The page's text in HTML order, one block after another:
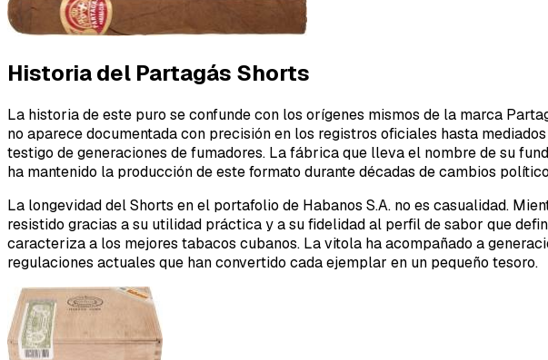
Historia del Partagás Shorts
La historia de este puro se confunde con los orígenes mismos de la marca
no aparece documentada con precisión en los registros oficiales hasta
testigo de generaciones de fumadores. La fábrica que lleva el nombre de su
ha mantenido la producción de este formato durante décadas de cambios
La longevidad del Shorts en el portafolio de Habanos S.A. no es casualidad.
resistido gracias a su utilidad práctica y a su fidelidad al perfil de sabor que
caracteriza a los mejores tabacos cubanos. La vitola ha acompañado a
regulaciones actuales que han convertido cada ejemplar en un pequeño tesoro.